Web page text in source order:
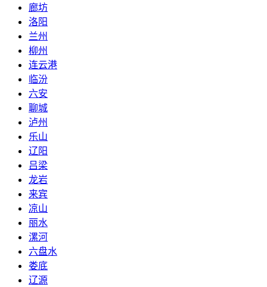
廊坊
洛阳
兰州
柳州
连云港
临汾
六安
聊城
泸州
乐山
辽阳
吕梁
龙岩
来宾
凉山
丽水
漯河
六盘水
娄底
辽源